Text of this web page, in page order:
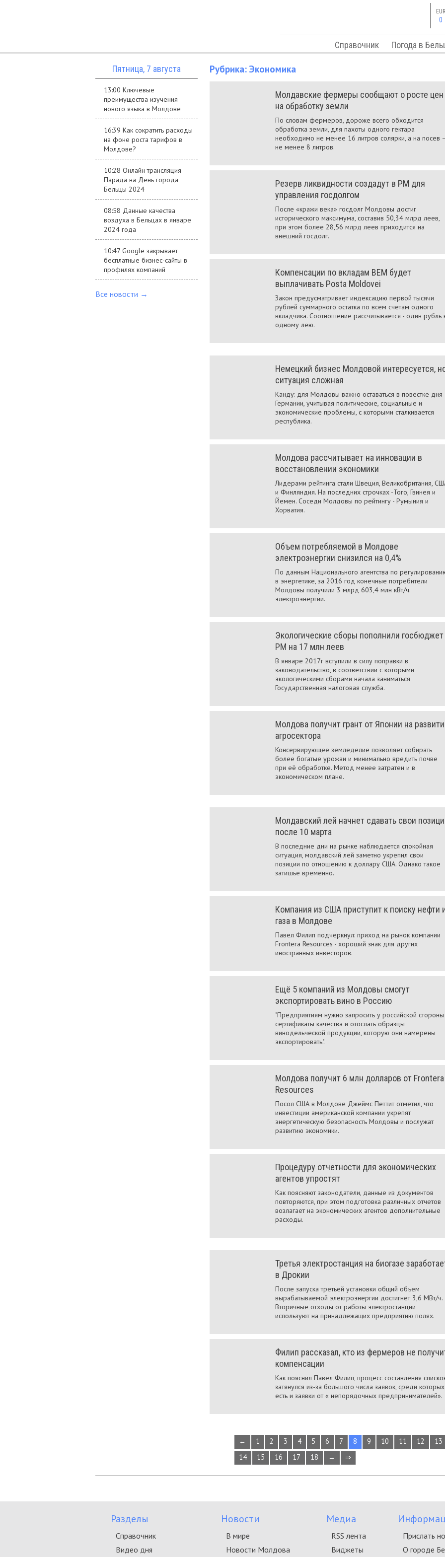
EUR
0
Справочник Погода в
Пятница, 7 августа
13:00 Ключевые
преимущества изучения
нового языка в Молдове
16:39 Как сократить расходы
на фоне роста тарифов в
Молдове?
10:28 Онлайн трансляция
Парада на День города
Бельцы 2024
08:58 Данные качества
воздуха в Бельцах в январе
2024 года
10:47 Google закрывает
бесплатные бизнес-сайты в
профилях компаний
Все новости →
Рубрика: Экономика
Молдавские фермеры сообщают о росте цен
на обработку земли
По словам фермеров, дороже всего обходится
обработка земли, для пахоты одного гектара
необходимо не менее 16 литров солярки, а на посев
не менее 8 литров.
Резерв ликвидности создадут в РМ для
управления госдолгом
После «кражи века» госдолг Молдовы достиг
исторического максимума, составив 50,34 млрд леев,
при этом более 28,56 млрд леев приходится на
внешний госдолг.
Компенсации по вкладам BEM будет
выплачивать Postа Moldovei
Закон предусматривает индексацию первой тысячи
рублей суммарного остатка по всем счетам одного
вкладчика. Соотношение рассчитывается - один рубль
одному лею.
Немецкий бизнес Молдовой интересуется,
ситуация сложная
Канду: для Молдовы важно оставаться в повестке дня
Германии, учитывая политические, социальные и
экономические проблемы, с которыми сталкивается
республика.
Молдова рассчитывает на инновации в
восстановлении экономики
Лидерами рейтинга стали Швеция, Великобритания,
и Финляндия. На последних строчках -Того, Гвинея и
Йемен. Соседи Молдовы по рейтингу - Румыния и
Хорватия.
Объем потребляемой в Молдове
электроэнергии снизился на 0,4%
По данным Национального агентства по
в энергетике, за 2016 год конечные потребители
Молдовы получили 3 млрд 603,4 млн кВт/ч.
электроэнергии.
Экологические сборы пополнили госбюджет
РМ на 17 млн леев
В январе 2017г вступили в силу поправки в
законодательство, в соответствии с которыми
экологическими сборами начала заниматься
Государственная налоговая служба.
Молдова получит грант от Японии на
агросектора
Консервирующее земледелие позволяет собирать
более богатые урожаи и минимально вредить почве
при её обработке. Метод менее затратен и в
экономическом плане.
Молдавский лей начнет сдавать свои
после 10 марта
В последние дни на рынке наблюдается спокойная
ситуация, молдавский лей заметно укрепил свои
позиции по отношению к доллару США. Однако такое
затишье временно.
Компания из США приступит к поиску нефти
газа в Молдове
Павел Филип подчеркнул: приход на рынок компании
Frontera Resources - хороший знак для других
иностранных инвесторов.
Ещё 5 компаний из Молдовы смогут
экспортировать вино в Россию
"Предприятиям нужно запросить у российской стороны
сертификаты качества и отослать образцы
винодельческой продукции, которую они намерены
экспортировать".
Молдова получит 6 млн долларов от Frontera
Resources
Посол США в Молдове Джеймс Петтит отметил, что
инвестиции американской компании укрепят
энергетическую безопасность Молдовы и послужат
развитию экономики.
Процедуру отчетности для экономических
агентов упростят
Как поясняют законодатели, данные из документов
повторяются, при этом подготовка различных отчетов
возлагает на экономических агентов дополнительные
расходы.
Третья электростанция на биогазе
в Дрокии
После запуска третьей установки общий объем
вырабатываемой электроэнергии достигнет 3,6 МВт/ч.
Вторичные отходы от работы электростанции
используют на принадлежащих предприятию полях.
Филип рассказал, кто из фермеров не
компенсации
Как пояснил Павел Филип, процесс составления
затянулся из-за большого числа заявок, среди которых
есть и заявки от « непорядочных предпринимателей».
← 1 2 3 4 5 6 7 8 9 10 11 12
13
14
15 16 17 18 → ⇒
Разделы
Справочник
Видео дня
Новости
В мире
Новости Молдова
Медиа
RSS лента
Виджеты
Прислать
О городе